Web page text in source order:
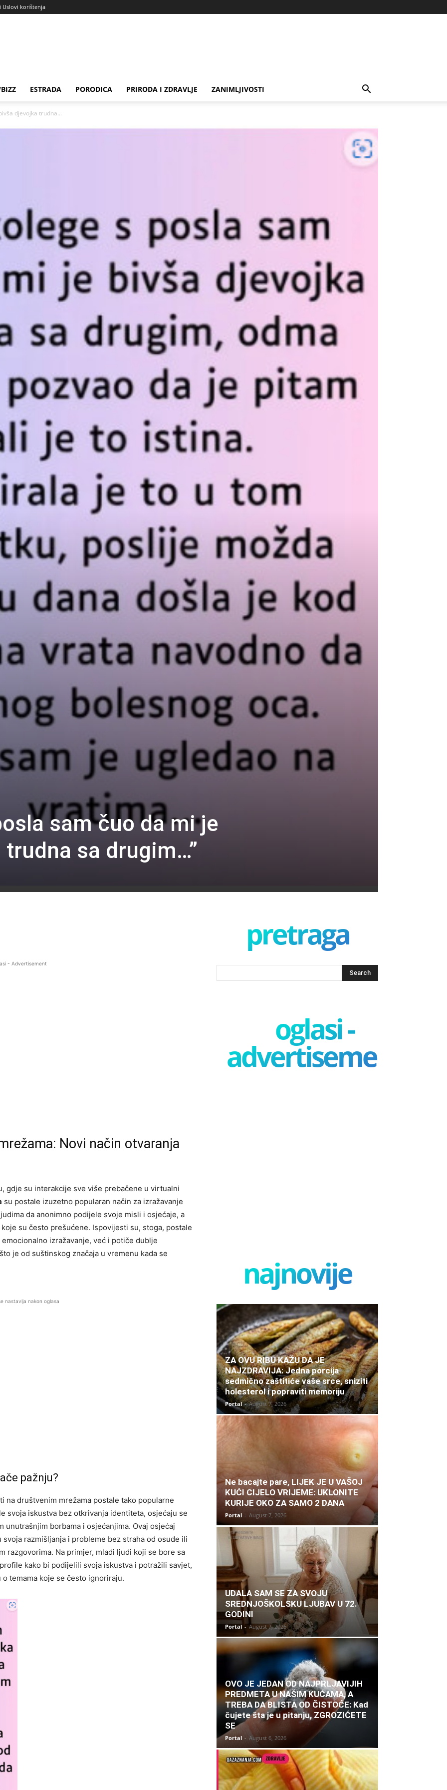
Uslovi korištenja
ESTRADA PORODICA PRIRODA I ZDRAVLJE ZANIMLJIVOSTI
djevojka trudna...
sam čuo da mi je
sa drugim…”
- Advertisement
Novi način otvaranja
gdje su interakcije sve više prebačene u virtualni
su postale izuzetno popularan način za izražavanje
da anonimno podijele svoje misli i osjećaje, a
su često prešućene. Ispovijesti su, stoga, postale
izražavanje, već i potiče dublje
je od suštinskog značaja u vremenu kada se
nastavlja nakon oglasa
pažnju?
na društvenim mrežama postale tako popularne
svoja iskustva bez otkrivanja identiteta, osjećaju se
borbama i osjećanjima. Ovaj osjećaj
razmišljanja i probleme bez straha od osude ili
razgovorima. Na primjer, mladi ljudi koji se bore sa
kako bi podijelili svoja iskustva i potražili savjet,
temama koje se često ignoriraju.
pretraga
oglasi -
advertisement
najnovije
ZA OVU RIBU KAŽU DA JE
NAJZDRAVIJA: Jedna porcija
sedmično zaštitiće vaše srce, sniziti
holesterol i popraviti memoriju
Portal - August 7, 2026
Ne bacajte pare, LIJEK JE U VAŠOJ
KUĆI CIJELO VRIJEME: UKLONITE
KURIJE OKO ZA SAMO 2 DANA
Portal - August 7, 2026
UDALA SAM SE ZA SVOJU
SREDNJOŠKOLSKU LJUBAV U 72.
GODINI
Portal - August 7, 2026
OVO JE JEDAN OD NAJPRLJAVIJIH
PREDMETA U NAŠIM KUĆAMA, A
TREBA DA BLISTA OD ČISTOĆE: Kad
čujete šta je u pitanju, ZGROZIĆETE
SE
Portal - August 6, 2026